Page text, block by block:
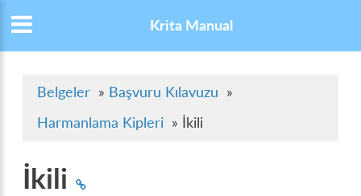
Krita Manual
Belgeler » Başvuru Kılavuzu »
Harmanlama Kipleri » İkili
İkili